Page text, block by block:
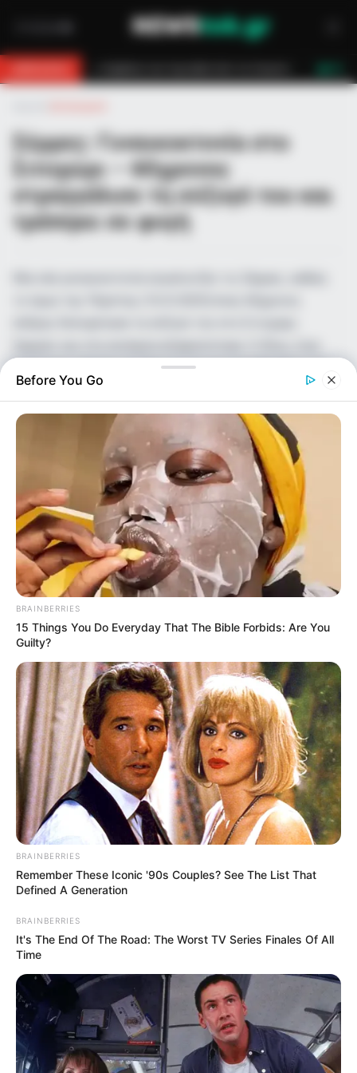
Σέρρες: Γυναικοκτονία στο
Σιτοχώρι – 60χρονος
στραγγάλισε τη σύζυγό του και
τράπηκε σε φυγή
αργότερα, κάλεσε την Αστυνομία και παραδέχθηκε την
πράξη του, χωρίς ωστόσο…
NT Επιμέλεια
Σωτήρης Μπαρσάκης
Δημοσίευση
13/02/2025, 10:49 · 10:49 ΠΜ
Τελευταία ενημέρωση
13/02/2025, 10:49 · 10:49 ΠΜ
Αστυνομικά
Κοινοποίησε άρθρο
Ανακαλύψτε περισσότερα άρθρα στα αποτελέσματα
αναζήτησης.
Before You Go
BRAINBERRIES
15 Things You Do Everyday That The Bible Forbids: Are You
Guilty?
BRAINBERRIES
Remember These Iconic '90s Couples? See The List That
Defined A Generation
BRAINBERRIES
It's The End Of The Road: The Worst TV Series Finales Of All
Time